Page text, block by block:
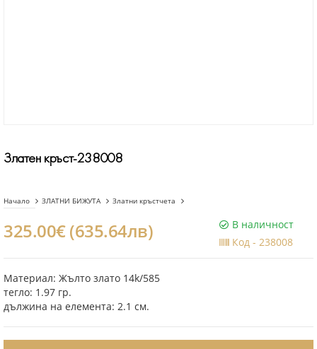
Златен кръст-238008
Начало ЗЛАТНИ БИЖУТА Златни кръстчета
325.00€ (635.64лв)
В наличност
Код -238008
Материал: Жълто злато 14k/585
тегло: 1.97 гр.
дължина на елемента: 2.1 см.